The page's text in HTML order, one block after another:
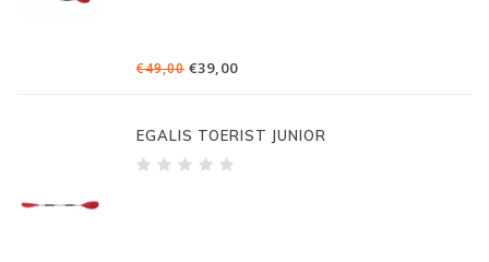
€49,00 €39,00
EGALIS TOERIST JUNIOR